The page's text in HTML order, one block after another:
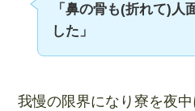
「鼻の骨も(折れて)人
した」
我慢の限界になり寮を夜中